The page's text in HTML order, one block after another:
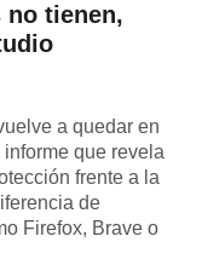
no tienen,
a quedar en
que revela
frente a la
de
Firefox, Brave o